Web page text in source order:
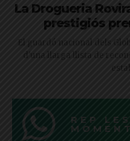
La Drogueria
prestigiós
El guardó nacional dels
d'una llarga llista de
REP